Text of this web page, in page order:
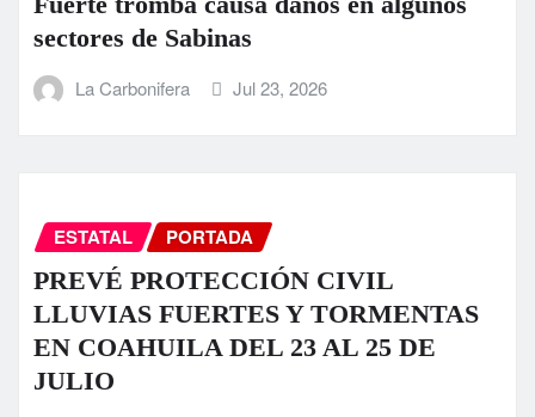
sectores de Sabinas
La Carbonifera Jul 23, 2026
ESTATAL PORTADA
PREVÉ PROTECCIÓN CIVIL
LLUVIAS FUERTES Y TORMENTAS
EN COAHUILA DEL 23 AL 25 DE
JULIO